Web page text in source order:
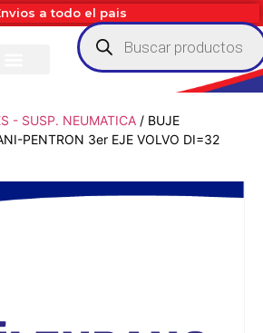
a todo el pais
- SUSP. NEUMATICA / BUJE
PENTRON 3er EJE VOLVO DI=32